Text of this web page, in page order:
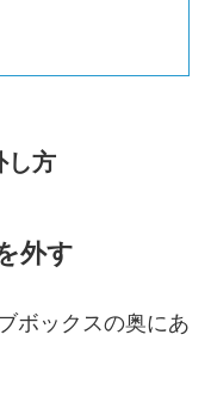
し方
外す
ボックスの奥にあ